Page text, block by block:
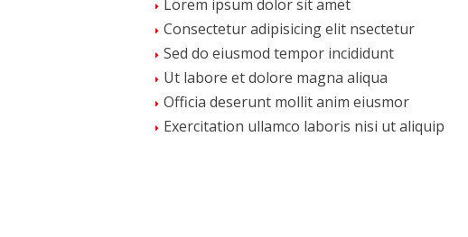
Lorem ipsum dolor sit amet
Consectetur adipisicing elit nsectetur
Sed do eiusmod tempor incididunt
Ut labore et dolore magna aliqua
Officia deserunt mollit anim eiusmor
Exercitation ullamco laboris nisi ut aliquip